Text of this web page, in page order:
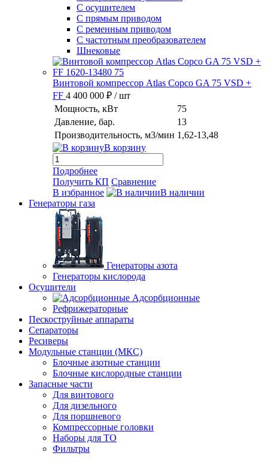
С осушителем
С прямым приводом
С ременным приводом
С частотным преобразователем
Шнековые
Винтовой компрессор Atlas Copco GA 75 VSD +
FF 4 400 000 ₽ / шт
Мощность, кВт
75
Давление, бар.
13
Производительность, м3/мин 1,62-13,48
В корзину
Подробнее
Получить КП Сравнение
В избранное
В наличии
Генераторы газа
Генераторы азота
Генераторы кислорода
Осушители
Адсорбционные
Рефрижераторные
Пескоструйные аппараты
Сепараторы
Ресиверы
Модульные станции (МКС)
Блочные азотные станции
Блочные кислородные станции
Запасные части
Для винтового
Для дизельного
Для поршневого
Компрессорные головки
Наборы для ТО
Фильтры